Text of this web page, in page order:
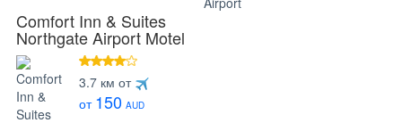
Comfort Inn & Suites
Northgate Airport Motel
4 звезды
3.7 км от
от 150 AUD